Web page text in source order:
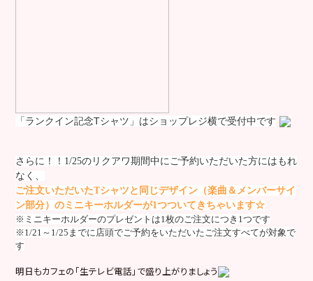
「ランクイン記念Tシャツ」はショップレジ横で受付中です
さらに！！1/25のリクアワ期間中にご予約いただいた方にはもれ
なく、
ご注文いただいたTシャツと同じデザイン（楽曲＆メンバーサイ
ン部分）のミニキーホルダーが1つついてきちゃいます☆
※ミニキーホルダーのプレゼントは1枚のご注文につき 1つです
※ 1/21 ～ 1/25 までに店頭でご予約をいただいたご注文すべてが対象で
す
明日もカフェの「生テレビ電話」で盛り上がりましょう